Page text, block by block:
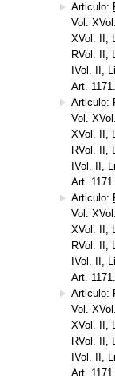
Articulo:
Vol.
XVol. II,
RVol. II,
IVol. II,
Art.
Articulo:
Vol.
XVol. II,
RVol. II,
IVol. II,
Art.
Articulo:
Vol.
XVol. II,
RVol. II,
IVol. II,
Art.
Articulo:
Vol.
XVol. II,
RVol. II,
IVol. II,
Art.